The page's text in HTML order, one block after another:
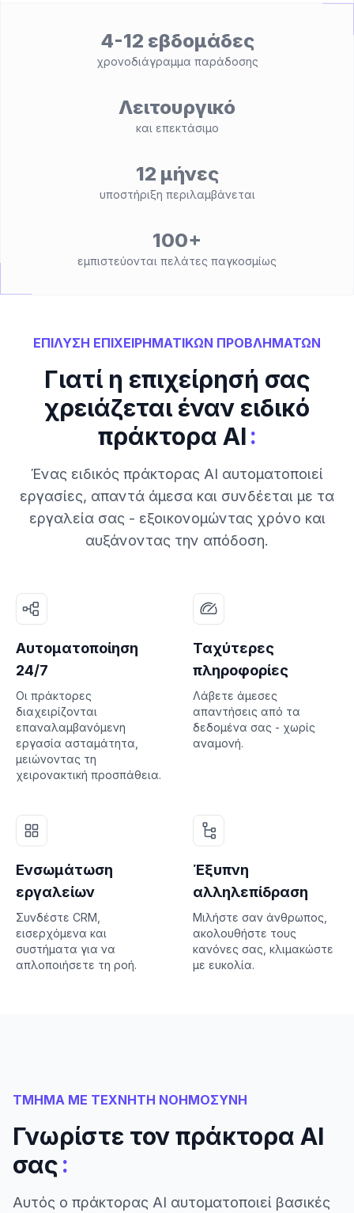
4-12 εβδομάδες
χρονοδιάγραμμα παράδοσης
Λειτουργικό
και επεκτάσιμο
12 μήνες
υποστήριξη περιλαμβάνεται
100+
εμπιστεύονται πελάτες παγκοσμίως
ΕΠΙΛΥΣΗ ΕΠΙΧΕΙΡΗΜΑΤΙΚΩΝ ΠΡΟΒΛΗΜΑΤΩΝ
Γιατί η επιχείρησή σας
χρειάζεται έναν ειδικό
πράκτορα AI:
Ένας ειδικός πράκτορας AI αυτοματοποιεί
εργασίες, απαντά άμεσα και συνδέεται με τα
εργαλεία σας - εξοικονομώντας χρόνο και
αυξάνοντας την απόδοση.
Αυτοματοποίηση
24/7
Οι πράκτορες
διαχειρίζονται
επαναλαμβανόμενη
εργασία ασταμάτητα,
μειώνοντας τη
χειρονακτική προσπάθεια.
Ταχύτερες
πληροφορίες
Λάβετε άμεσες
απαντήσεις από τα
δεδομένα σας - χωρίς
αναμονή.
Ενσωμάτωση
εργαλείων
Συνδέστε CRM,
εισερχόμενα και
συστήματα για να
απλοποιήσετε τη ροή.
Έξυπνη
αλληλεπίδραση
Μιλήστε σαν άνθρωπος,
ακολουθήστε τους
κανόνες σας, κλιμακώστε
με ευκολία.
ΤΜΗΜΑ ΜΕ ΤΕΧΝΗΤΗ ΝΟΗΜΟΣΥΝΗ
Γνωρίστε τον πράκτορα AI
σας:
Αυτός ο πράκτορας AI αυτοματοποιεί βασικές